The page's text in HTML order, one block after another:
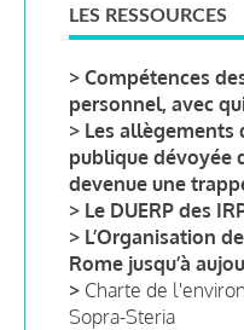
LES RESSOURCES
> Compétences
personnel, avec
> Les allègements
publique dévoyée
devenue une
> Le DUERP des
> L’Organisation
Rome jusqu’à
> Charte de
Sopra-Steria